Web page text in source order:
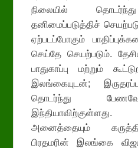
நிலையில்
தனிமைப்படுத்திச்
ஏற்படப்போகும்
செய்தே செயற்படும்.
பாதுகாப்பு மற்றும்
இலங்கையுடன்;
தொடர்ந்து
அனைத்தையும்
பிரதமரின் இலங்கை